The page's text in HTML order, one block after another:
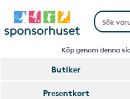
Köp genom denna
Butiker
Presentkort